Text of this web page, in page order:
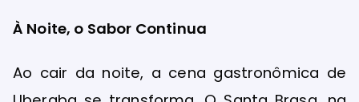
À Noite, o Sabor Continua
Ao cair da noite, a cena gastronômica de